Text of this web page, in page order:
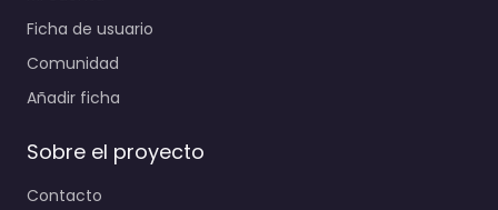
Ficha de usuario
Comunidad
Añadir ficha
Sobre el proyecto
Contacto